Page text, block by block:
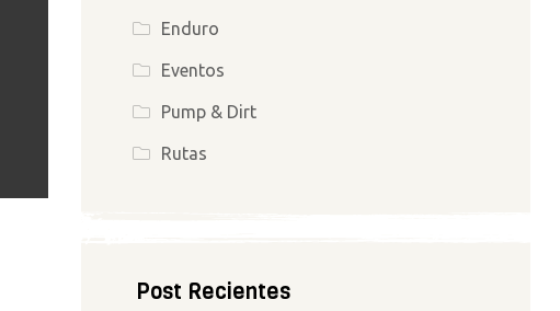
Enduro
Eventos
Pump & Dirt
Rutas
Post Recientes